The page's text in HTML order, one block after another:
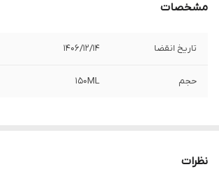
مشخصات
تاریخ انقضا 1406/12/14
حجم 150ML
نظرات